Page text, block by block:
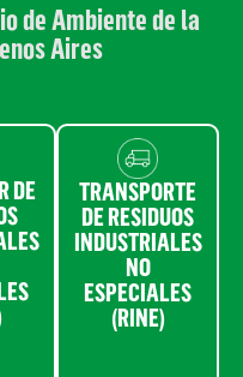
de Ambiente de la
Aires
DE
TRANSPORTE
DE RESIDUOS
INDUSTRIALES
NO
ESPECIALES
(RINE)